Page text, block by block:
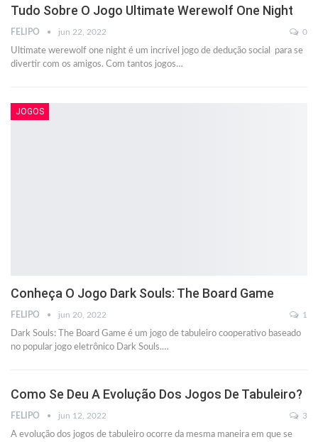
Tudo Sobre O Jogo Ultimate Werewolf One Night
FELIPO jun 22, 2022 0
Ultimate werewolf one night é um incrível jogo de dedução social para se
divertir com os amigos. Com tantos jogos…
JOGOS
Conheça O Jogo Dark Souls: The Board Game
FELIPO jun 20, 2022 1
Dark Souls: The Board Game é um jogo de tabuleiro cooperativo baseado
no popular jogo eletrônico Dark Souls.…
Como Se Deu A Evolução Dos Jogos De Tabuleiro?
FELIPO jun 12, 2022 3
A evolução dos jogos de tabuleiro ocorre da mesma maneira em que se